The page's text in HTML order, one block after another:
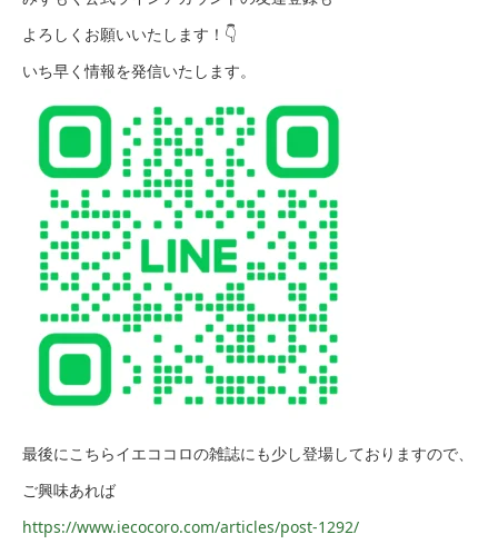
よろしくお願いいたします！👇
いち早く情報を発信いたします。
最後にこちらイエココロの雑誌にも少し登場しておりますので、
ご興味あれば
https://www.iecocoro.com/articles/post-1292/